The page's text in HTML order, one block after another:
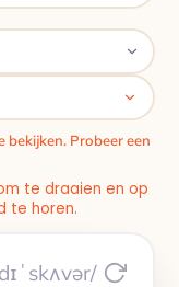
Probeer een
te draaien en op
te horen.